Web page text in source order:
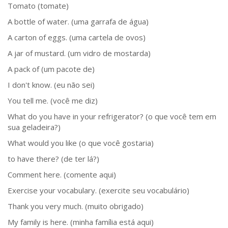
Tomato (tomate)
A bottle of water. (uma garrafa de água)
A carton of eggs. (uma cartela de ovos)
A jar of mustard. (um vidro de mostarda)
A pack of (um pacote de)
I don't know. (eu não sei)
You tell me. (você me diz)
What do you have in your refrigerator? (o que você tem em
sua geladeira?)
What would you like (o que você gostaria)
to have there? (de ter lá?)
Comment here. (comente aqui)
Exercise your vocabulary. (exercite seu vocabulário)
Thank you very much. (muito obrigado)
My family is here. (minha família está aqui)